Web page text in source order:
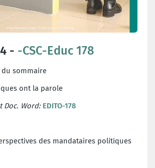
- -CSC-Educ 178
sommaire
ont la parole
Doc. Word: EDITO-178
des mandataires politiques